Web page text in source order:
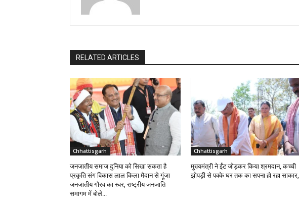
RELATED ARTICLES
Chhattisgarh
जनजातीय समाज दुनिया को सिखा सकता है
प्रकृति संग विकास लाल किला मैदान से गूंजा
जनजातीय गौरव का स्वर, राष्ट्रीय जनजाति
समागम में बोले...
Chhattisgarh
मुख्यमंत्री ने ईंट जोड़कर किया श्रमदान, कच्ची
झोपड़ी से पक्के घर तक का सपना हो रहा साकार,